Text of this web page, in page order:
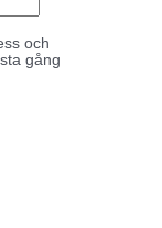
och
gång